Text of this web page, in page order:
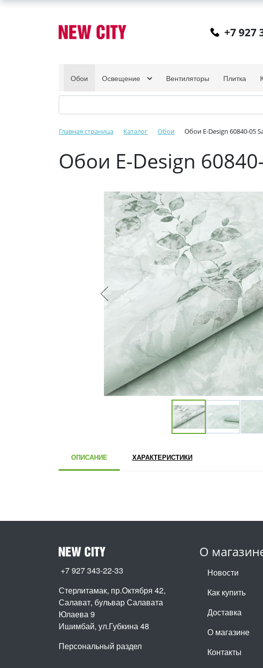
+7 927
Обои Освещение Вентиляторы Плитка
Главная страница Каталог Обои Обои E-Design 60840-05
Обои E-Design
ОПИСАНИЕ ХАРАКТЕРИСТИКИ
О
Новости
Как купить
Доставка
О магазине
Контакты
+7 927 343-22-33
Стерлитамак, пр.Октября 42,
Салават, бульвар Салавата
Юлаева 9
Ишимбай, ул.Губкина 48
Персональный раздел